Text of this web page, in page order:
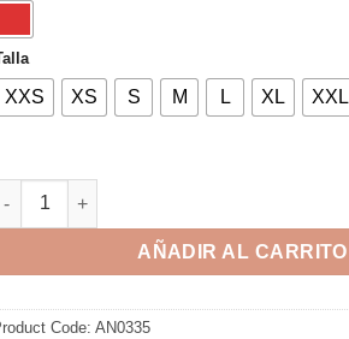
XXS XS S M L XL XXL
AÑADIR AL CARRITO
Code: AN0335